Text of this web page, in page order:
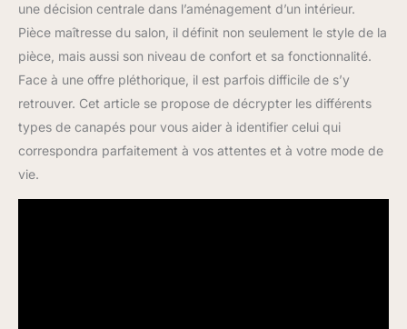
une décision centrale dans l’aménagement d’un intérieur.
Pièce maîtresse du salon, il définit non seulement le style de la
pièce, mais aussi son niveau de confort et sa fonctionnalité.
Face à une offre pléthorique, il est parfois difficile de s’y
retrouver. Cet article se propose de décrypter les différents
types de canapés pour vous aider à identifier celui qui
correspondra parfaitement à vos attentes et à votre mode de
vie.